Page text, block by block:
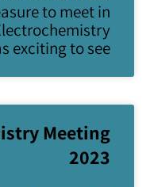
to meet in
exciting to see
Meeting
2023